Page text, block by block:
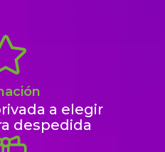
a elegir
despedida